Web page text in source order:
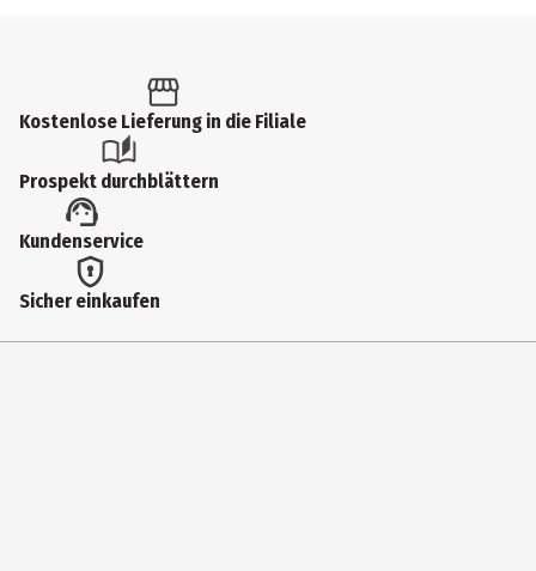
Kostenlose Lieferung in die Filiale
Prospekt durchblättern
Kundenservice
Sicher einkaufen